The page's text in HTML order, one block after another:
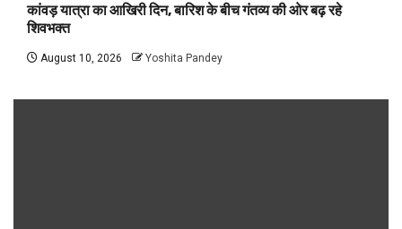
कांवड़ यात्रा का आखिरी दिन, बारिश के बीच गंतव्य की ओर बढ़ रहे
शिवभक्त
August 10, 2026 Yoshita Pandey